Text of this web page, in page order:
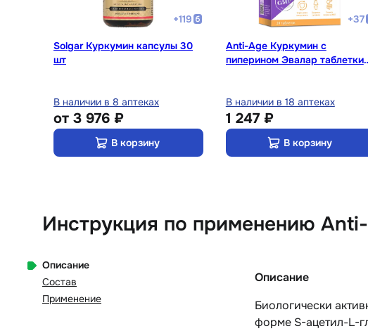
+119
Solgar Куркумин капсулы 30
шт
В наличии в 8 аптеках
от 3 976 ₽
В корзину
+37
Anti-Age Куркумин с
пиперином Эвалар таблетки
В наличии в 18 аптеках
1 247 ₽
В корзину
Инструкция по применению
Описание
Состав
Применение
Описание
Биологически
форме S-ацетил-L-